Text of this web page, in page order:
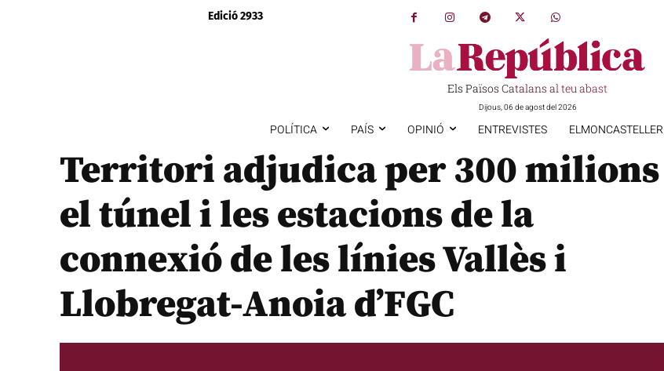
Edició 2933
Els Països Catalans al teu abast
Dijous, 06 de agost del 2026
POLÍTICA PAÍS OPINIÓ ENTREVISTES ELMONCASTELLER
Territori adjudica per 300 milions
el túnel i les estacions de la
connexió de les línies Vallès i
Llobregat-Anoia d’FGC